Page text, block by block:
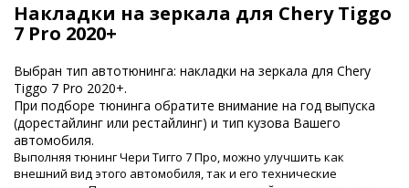
Накладки на зеркала для Chery Tiggo
7 Pro 2020+
Выбран тип автотюнинга: накладки на зеркала для Chery
Tiggo 7 Pro 2020+.
При подборе тюнинга обратите внимание на год выпуска
(дорестайлинг или рестайлинг) и тип кузова Вашего
автомобиля.
Выполняя тюнинг Чери Тигго 7 Про, можно улучшить как
внешний вид этого автомобиля, так и его технические